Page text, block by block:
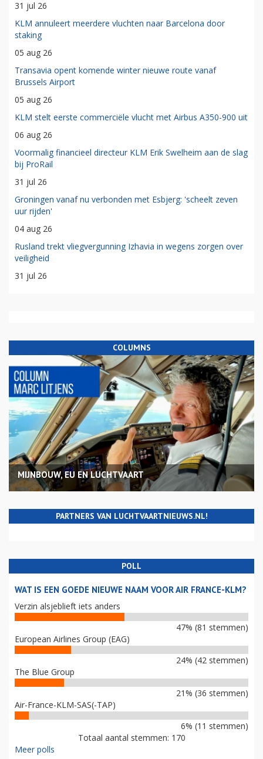
31 jul 26
KLM annuleert meerdere vluchten naar Barcelona door
staking
05 aug 26
Transavia opent komende winter nieuwe route vanaf
Brussels Airport
05 aug 26
KLM stelt eerste commerciële vlucht met Airbus A350-900 uit
06 aug 26
Voormalig financieel directeur KLM Erik Swelheim aan de slag
bij ProRail
31 jul 26
Groningen vanaf nu verbonden met Esbjerg: 'scheelt zeven
uur rijden'
04 aug 26
Rusland trekt vliegvergunning Izhavia in wegens zorgen over
veiligheid
31 jul 26
COLUMNS
MIJNBOUW, EU EN LUCHTVAART
PARTNERS VAN LUCHTVAARTNIEUWS.NL!
POLL
WAT IS EEN GOEDE NIEUWE NAAM VOOR AIR FRANCE-KLM?
Verzin alsjeblieft iets anders
47% (81 stemmen)
European Airlines Group (EAG)
24% (42 stemmen)
The Blue Group
21% (36 stemmen)
Air-France-KLM-SAS(-TAP)
6% (11 stemmen)
Totaal aantal stemmen: 170
Meer polls